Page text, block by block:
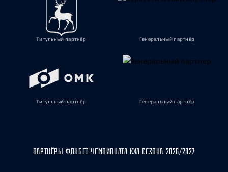
Титульный партнёр Генеральный партнёр
Титульный партнёр Генеральный партнёр
ПАРТНЁРЫ ФОНБЕТ ЧЕМПИОНАТА КХЛ СЕЗОНА 2026/2027